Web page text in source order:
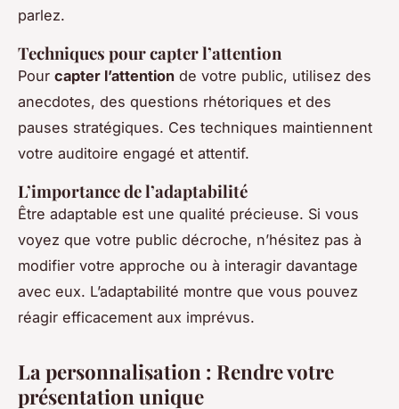
parlez.
Techniques pour capter l’attention
Pour capter l’attention de votre public, utilisez des
anecdotes, des questions rhétoriques et des
pauses stratégiques. Ces techniques maintiennent
votre auditoire engagé et attentif.
L’importance de l’adaptabilité
Être adaptable est une qualité précieuse. Si vous
voyez que votre public décroche, n’hésitez pas à
modifier votre approche ou à interagir davantage
avec eux. L’adaptabilité montre que vous pouvez
réagir efficacement aux imprévus.
La personnalisation : Rendre votre
présentation unique